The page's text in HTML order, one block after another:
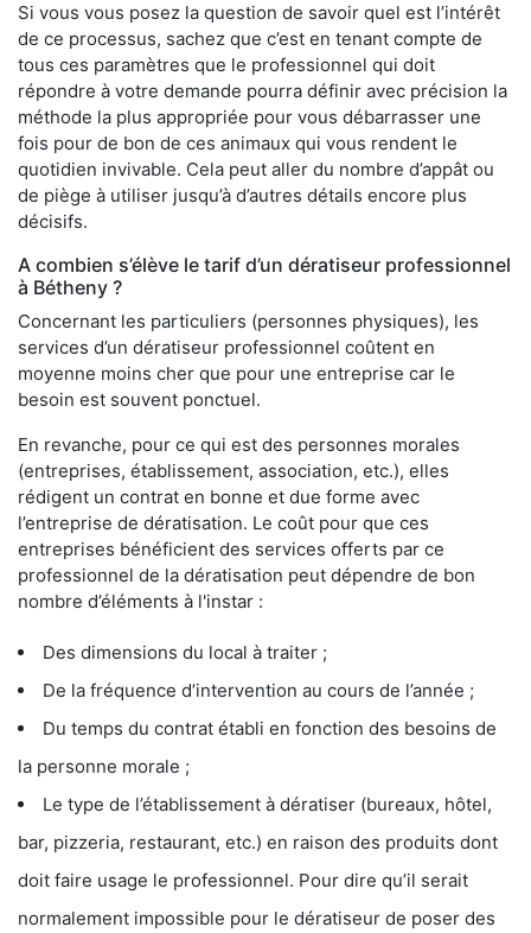
Si vous vous posez la question de savoir quel est l’intérêt
de ce processus, sachez que c’est en tenant compte de
tous ces paramètres que le professionnel qui doit
répondre à votre demande pourra définir avec précision la
méthode la plus appropriée pour vous débarrasser une
fois pour de bon de ces animaux qui vous rendent le
quotidien invivable. Cela peut aller du nombre d’appât ou
de piège à utiliser jusqu’à d’autres détails encore plus
décisifs.
A combien s’élève le tarif d’un dératiseur professionnel
à Bétheny ?
Concernant les particuliers (personnes physiques), les
services d’un dératiseur professionnel coûtent en
moyenne moins cher que pour une entreprise car le
besoin est souvent ponctuel.
En revanche, pour ce qui est des personnes morales
(entreprises, établissement, association, etc.), elles
rédigent un contrat en bonne et due forme avec
l’entreprise de dératisation. Le coût pour que ces
entreprises bénéficient des services offerts par ce
professionnel de la dératisation peut dépendre de bon
nombre d’éléments à l'instar :
Des dimensions du local à traiter ;
De la fréquence d’intervention au cours de l’année ;
Du temps du contrat établi en fonction des besoins de
la personne morale ;
Le type de l’établissement à dératiser (bureaux, hôtel,
bar, pizzeria, restaurant, etc.) en raison des produits dont
doit faire usage le professionnel. Pour dire qu’il serait
normalement impossible pour le dératiseur de poser des